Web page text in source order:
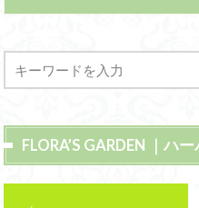
FLORA’S GARDEN ｜ハ